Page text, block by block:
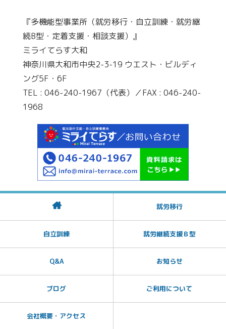
『多機能型事業所（就労移行・自立訓練・就労継
続B型・定着支援・相談支援）』
ミライてらす大和
神奈川県大和市中央2-3-19 ウエスト・ビルディ
ング5F・6F
TEL : 046-240-1967（代表）／FAX : 046-240-
1968
就労移行
自立訓練 就労継続支援Ｂ型
Q&A お知らせ
ブログ ご利用について
会社概要・アクセス